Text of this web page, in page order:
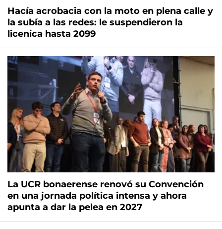
Hacía acrobacia con la moto en plena calle y
la subía a las redes: le suspendieron la
licenica hasta 2099
La UCR bonaerense renovó su Convención
en una jornada política intensa y ahora
apunta a dar la pelea en 2027